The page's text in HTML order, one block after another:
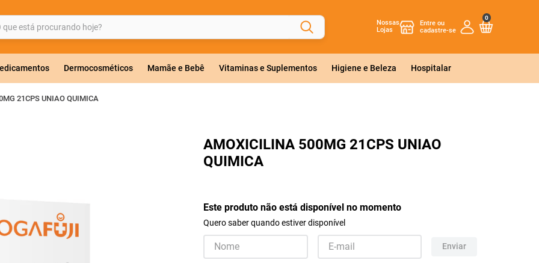
está procurando hoje?
Nossas
Lojas
0
Dermocosméticos Mamãe e Bebê Vitaminas e Suplementos Higiene e Beleza Hospitalar
21CPS UNIAO QUIMICA
AMOXICILINA 500MG 21CPS UNIAO
QUIMICA
Este produto não está disponível no momento
Quero saber quando estiver disponível
Enviar